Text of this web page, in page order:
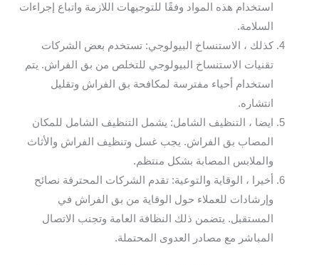
استخدام هذه المواد وفقًا للتوجيهات اللازمة واتباع إجراءات
السلامة.
كذلك ، الاستنساخ البيولوجي: تستخدم بعض الشركات
تقنيات الاستنساخ البيولوجي للتخلص من بق الفراش. يتم
استخدام أحياء مفترسة لمكافحة بق الفراش وتقليل
انتشاره.
ايضا ، التنظيف الشامل: يشمل التنظيف الشامل للمكان
المصاب بق الفراش. يجب غسل وتنظيف الفراش والأثاث
والملابس المصابة بشكل منتظم.
أخيرا ، الوقاية والتوعية: تقدم الشركات المحترفة نصائح
وإرشادات للعملاء حول الوقاية من بق الفراش في
المستقبل. يتضمن ذلك النظافة العامة وتجنب الاتصال
المباشر مع مصادر العدوى المحتملة.